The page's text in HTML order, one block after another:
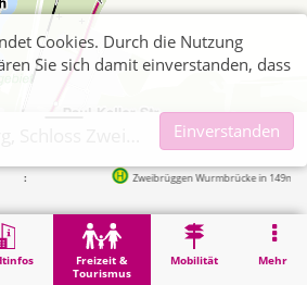
Freizeit &
Tourismus
Mobilität Mehr
Zweibrüggen Wurmbrücke in 149m
Übach-Palenberg, Schloss Zweibrüggen
Cookies. Durch die Nutzung
Sie sich damit einverstanden, dass
Einverstanden